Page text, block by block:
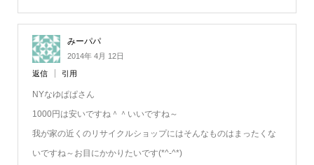
みーパパ
2014年 4月 12日
返信 引用
NYなゆぱぱさん
1000円は安いですね＾＾いいですね～
我が家の近くのリサイクルショップにはそんなものはまったくな
いですね～お目にかかりたいです(*^-^*)